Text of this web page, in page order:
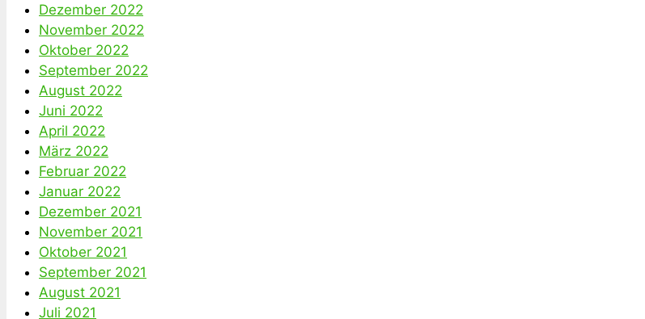
Dezember 2022
November 2022
Oktober 2022
September 2022
August 2022
Juni 2022
April 2022
März 2022
Februar 2022
Januar 2022
Dezember 2021
November 2021
Oktober 2021
September 2021
August 2021
Juli 2021